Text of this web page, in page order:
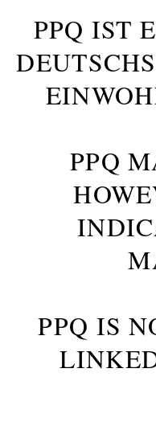
PPQ IST
PPQ
PPQ IS